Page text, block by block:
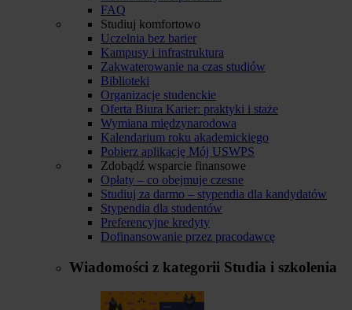
FAQ
Studiuj komfortowo
Uczelnia bez barier
Kampusy i infrastruktura
Zakwaterowanie na czas studiów
Biblioteki
Organizacje studenckie
Oferta Biura Karier: praktyki i staże
Wymiana międzynarodowa
Kalendarium roku akademickiego
Pobierz aplikację Mój USWPS
Zdobądź wsparcie finansowe
Opłaty – co obejmuje czesne
Studiuj za darmo – stypendia dla kandydatów
Stypendia dla studentów
Preferencyjne kredyty
Dofinansowanie przez pracodawcę
Wiadomości z kategorii Studia i szkolenia